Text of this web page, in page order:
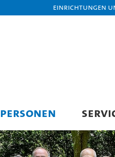
Einrichtungen
PERSONEN